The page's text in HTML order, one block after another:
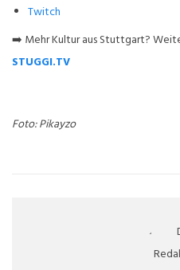
Twitch
➡️ Mehr Kultur aus Stuttgart?
STUGGI.TV
Foto: Pikayzo